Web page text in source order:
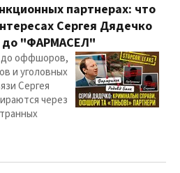
партнерах: что
Сергея Дядечко
до "ФАРМАСЕЛ"
до оффшоров,
и уголовных
Сергея
через